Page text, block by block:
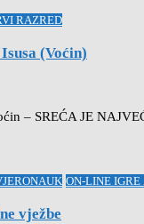
RAZRED
(Voćin)
– SREĆA JE
ON-LINE IGRE
vježbe